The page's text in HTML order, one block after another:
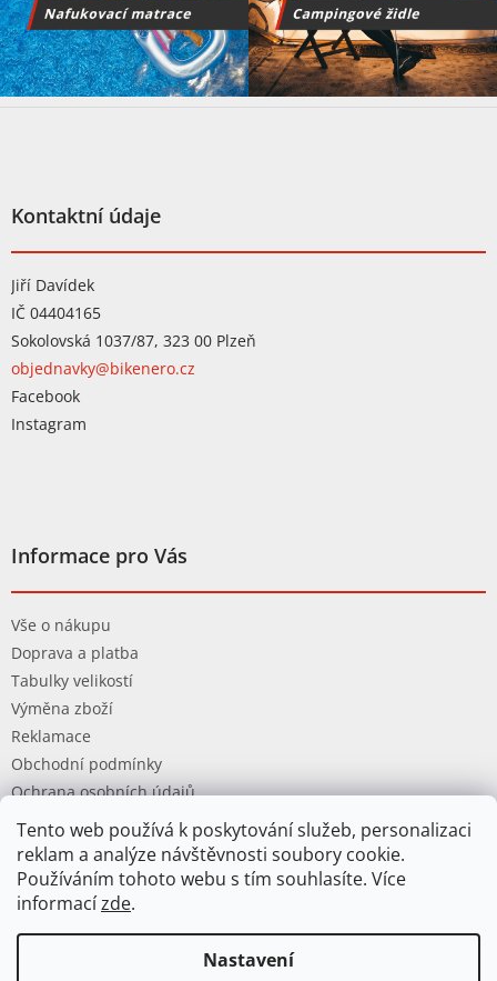
Tento web používá k poskytování služeb, personalizaci
reklam a analýze návštěvnosti soubory cookie.
Používáním tohoto webu s tím souhlasíte. Více
informacízde.
Nastavení
Kontaktní údaje
Jiří Davídek
IČ 04404165
Sokolovská 1037/87, 323 00 Plzeň
objednavky@bikenero.cz
Facebook
Instagram
Informace pro Vás
Vše o nákupu
Doprava a platba
Tabulky velikostí
Výměna zboží
Reklamace
Obchodní podmínky
Ochrana osobních údajů